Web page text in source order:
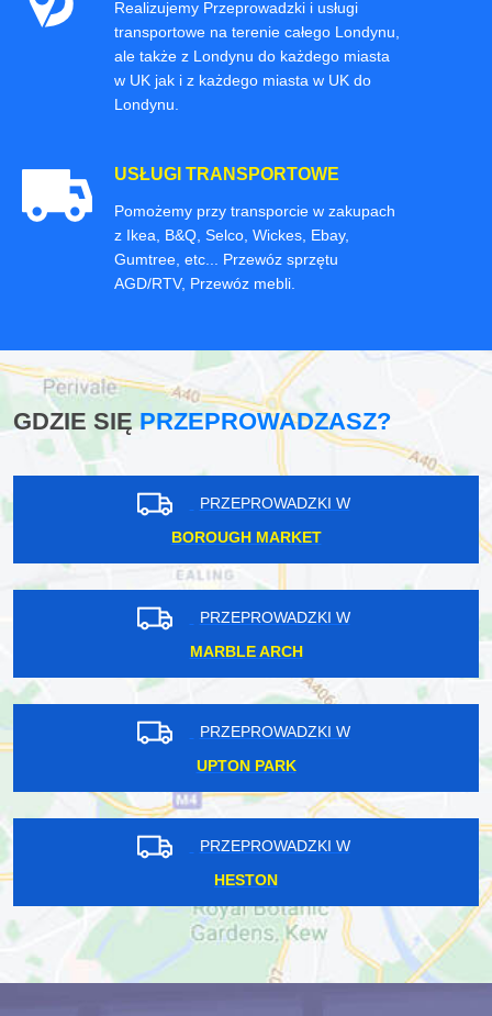
Realizujemy Przeprowadzki i usługi
transportowe na terenie całego Londynu,
ale także z Londynu do każdego miasta
w UK jak i z każdego miasta w UK do
Londynu.
USŁUGI TRANSPORTOWE
Pomożemy przy transporcie w zakupach
z Ikea, B&Q, Selco, Wickes, Ebay,
Gumtree, etc... Przewóz sprzętu
AGD/RTV, Przewóz mebli.
GDZIE SIĘPRZEPROWADZASZ?
PRZEPROWADZKI W
BOROUGH MARKET
PRZEPROWADZKI W
MARBLE ARCH
PRZEPROWADZKI W
UPTON PARK
PRZEPROWADZKI W
HESTON